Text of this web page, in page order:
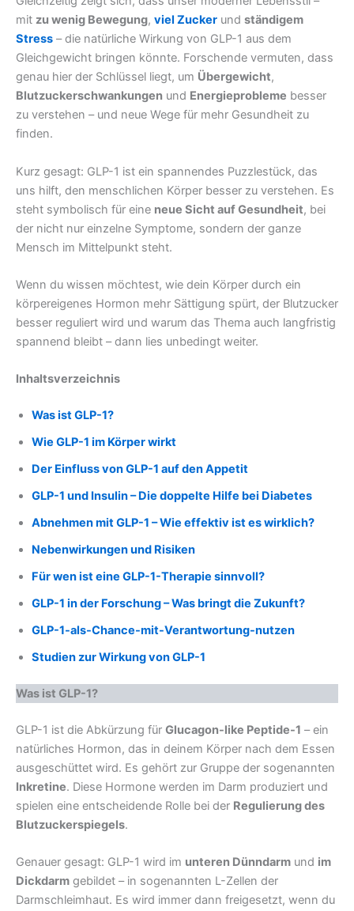
mit zu wenig Bewegung, viel Zucker und ständigem
Stress – die natürliche Wirkung von GLP-1 aus dem
Gleichgewicht bringen könnte. Forschende vermuten, dass
genau hier der Schlüssel liegt, um Übergewicht,
Blutzuckerschwankungen und Energieprobleme besser
zu verstehen – und neue Wege für mehr Gesundheit zu
finden.
Kurz gesagt: GLP-1 ist ein spannendes Puzzlestück, das
uns hilft, den menschlichen Körper besser zu verstehen. Es
steht symbolisch für eine neue Sicht auf Gesundheit, bei
der nicht nur einzelne Symptome, sondern der ganze
Mensch im Mittelpunkt steht.
Wenn du wissen möchtest, wie dein Körper durch ein
körpereigenes Hormon mehr Sättigung spürt, der Blutzucker
besser reguliert wird und warum das Thema auch langfristig
spannend bleibt – dann lies unbedingt weiter.
Inhaltsverzeichnis
Was ist GLP-1?
Wie GLP-1 im Körper wirkt
Der Einfluss von GLP-1 auf den Appetit
GLP-1 und Insulin – Die doppelte Hilfe bei Diabetes
Abnehmen mit GLP-1 – Wie effektiv ist es wirklich?
Nebenwirkungen und Risiken
Für wen ist eine GLP-1-Therapie sinnvoll?
GLP-1 in der Forschung – Was bringt die Zukunft?
GLP-1-als-Chance-mit-Verantwortung-nutzen
Studien zur Wirkung von GLP-1
Was ist GLP-1?
GLP-1 ist die Abkürzung für Glucagon-like Peptide-1 – ein
natürliches Hormon, das in deinem Körper nach dem Essen
ausgeschüttet wird. Es gehört zur Gruppe der sogenannten
Inkretine. Diese Hormone werden im Darm produziert und
spielen eine entscheidende Rolle bei der Regulierung des
Blutzuckerspiegels.
Genauer gesagt: GLP-1 wird im unteren Dünndarm und im
Dickdarm gebildet – in sogenannten L-Zellen der
Darmschleimhaut. Es wird immer dann freigesetzt, wenn du